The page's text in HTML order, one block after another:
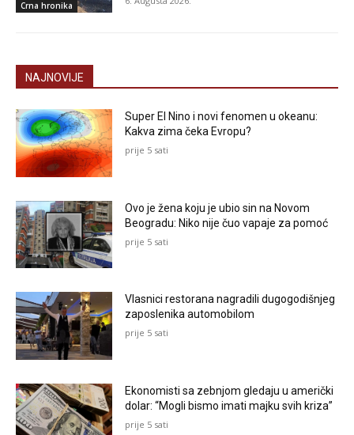
Crna hronika
NAJNOVIJE
Super El Nino i novi fenomen u okeanu:
Kakva zima čeka Evropu?
prije 5 sati
Ovo je žena koju je ubio sin na Novom
Beogradu: Niko nije čuo vapaje za pomoć
prije 5 sati
Vlasnici restorana nagradili dugogodišnjeg
zaposlenika automobilom
prije 5 sati
Ekonomisti sa zebnjom gledaju u američki
dolar: “Mogli bismo imati majku svih kriza”
prije 5 sati